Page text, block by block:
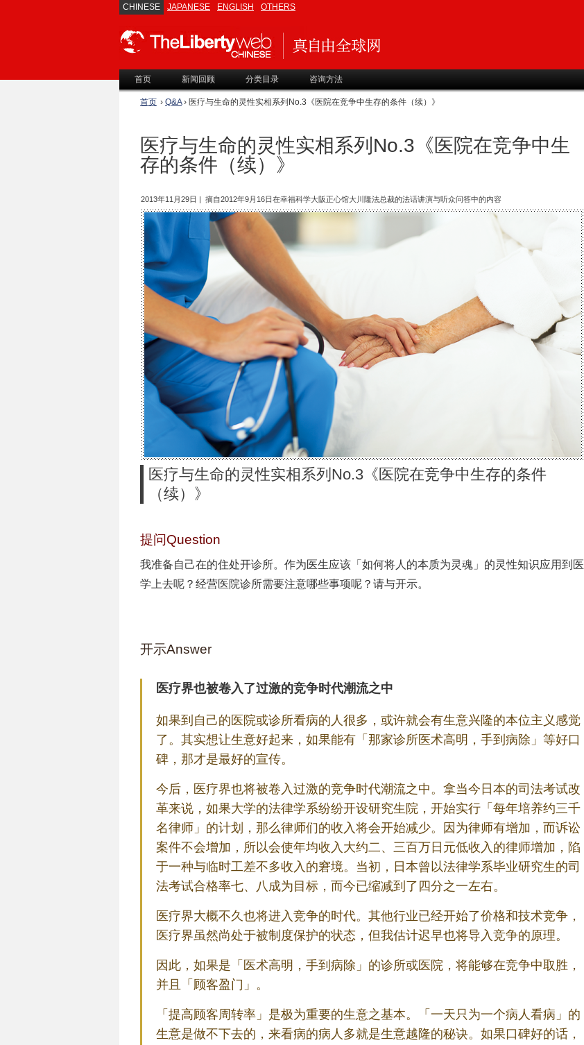
CHINESE JAPANESE ENGLISH OTHERS
首页 新闻回顾 分类目录 咨询方法
首页 › Q&A› 医疗与生命的灵性实相系列No.3《医院在竞争中生存的条件（续）》
医疗与生命的灵性实相系列No.3《医院在竞争中生
存的条件（续）》
2013年11月29日 | 摘自2012年9月16日在幸福科学大阪正心馆大川隆法总裁的法话讲演与听众问答中的内容
医疗与生命的灵性实相系列No.3《医院在竞争中生存的条件
（续）》
提问Question
我准备自己在的住处开诊所。作为医生应该「如何将人的本质为灵魂」的灵性知识应用到医
学上去呢？经营医院诊所需要注意哪些事项呢？请与开示。
开示Answer
医疗界也被卷入了过激的竞争时代潮流之中
如果到自己的医院或诊所看病的人很多，或许就会有生意兴隆的本位主义感觉
了。其实想让生意好起来，如果能有「那家诊所医术高明，手到病除」等好口
碑，那才是最好的宣传。
今后，医疗界也将被卷入过激的竞争时代潮流之中。拿当今日本的司法考试改
革来说，如果大学的法律学系纷纷开设研究生院，开始实行「每年培养约三千
名律师」的计划，那么律师们的收入将会开始减少。因为律师有增加，而诉讼
案件不会增加，所以会使年均收入大约二、三百万日元低收入的律师增加，陷
于一种与临时工差不多收入的窘境。当初，日本曾以法律学系毕业研究生的司
法考试合格率七、八成为目标，而今已缩减到了四分之一左右。
医疗界大概不久也将进入竞争的时代。其他行业已经开始了价格和技术竞争，
医疗界虽然尚处于被制度保护的状态，但我估计迟早也将导入竞争的原理。
因此，如果是「医术高明，手到病除」的诊所或医院，将能够在竞争中取胜，
并且「顾客盈门」。
「提高顾客周转率」是极为重要的生意之基本。「一天只为一个病人看病」的
生意是做不下去的，来看病的病人多就是生意越隆的秘诀。如果口碑好的话，